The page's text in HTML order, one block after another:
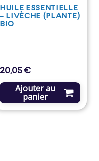
HUILE ESSENTIELLE
- LIVÈCHE (PLANTE)
BIO
Prix
20,05 €
Ajouter au
panier